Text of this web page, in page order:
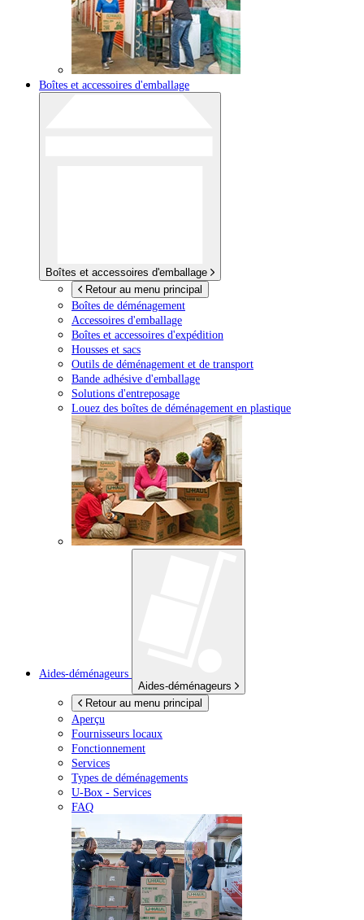
Boîtes et accessoires d'emballage
Boîtes et accessoires d'emballage
Retour au menu principal
Boîtes de déménagement
Accessoires d'emballage
Boîtes et accessoires d'expédition
Housses et sacs
Outils de déménagement et de transport
Bande adhésive d'emballage
Solutions d'entreposage
Louez des boîtes de déménagement en plastique
Aides-déménageurs
Aides-déménageurs
Retour au menu principal
Aperçu
Fournisseurs locaux
Fonctionnement
Services
Types de déménagements
U-Box - Services
FAQ